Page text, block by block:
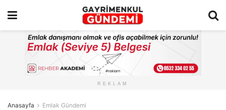
REKLAM
Anasayfa Emlak Gündemi